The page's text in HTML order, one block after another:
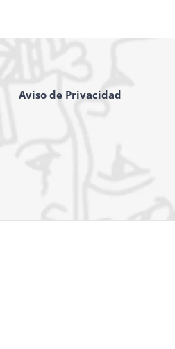
Aviso de Privacidad